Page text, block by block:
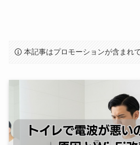
本記事はプロモーションが含まれ